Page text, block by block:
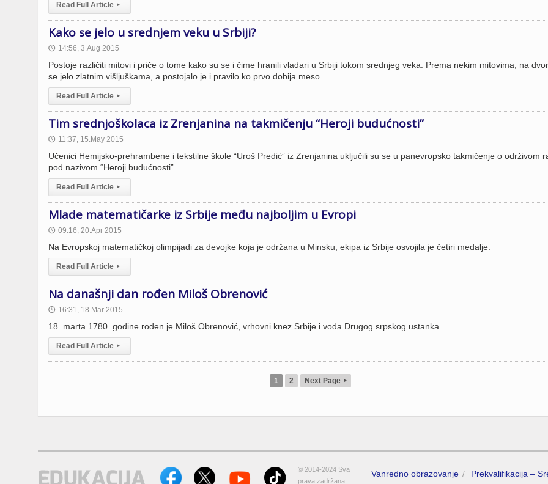
Read Full Article ▸
Kako se jelo u srednjem veku u Srbiji?
🕔 14:56, 3.Aug 2015
Postoje različiti mitovi i priče o tome kako su se i čime hranili vladari u Srbiji tokom srednjeg veka. Prema nekim mitovima, na
se jelo zlatnim višljuškama, a postojalo je i pravilo ko prvo dobija meso.
Read Full Article ▸
Tim srednjoškolaca iz Zrenjanina na takmičenju “Heroji budućnosti”
🕔 11:37, 15.May 2015
Učenici Hemijsko-prehrambene i tekstilne škole “Uroš Predić” iz Zrenjanina uključili su se u panevropsko takmičenje o održivom
pod nazivom “Heroji budućnosti”.
Read Full Article ▸
Mlade matematičarke iz Srbije među najboljim u Evropi
🕔 09:16, 20.Apr 2015
Na Evropskoj matematičkoj olimpijadi za devojke koja je održana u Minsku, ekipa iz Srbije osvojila je četiri medalje.
Read Full Article ▸
Na današnji dan rođen Miloš Obrenović
🕔 16:31, 18.Mar 2015
18. marta 1780. godine rođen je Miloš Obrenović, vrhovni knez Srbije i vođa Drugog srpskog ustanka.
Read Full Article ▸
1 2 Next Page ▸
Vanredno obrazovanje Prekvalifikacija –
© 2014-2024 Sva
prava zadržana.